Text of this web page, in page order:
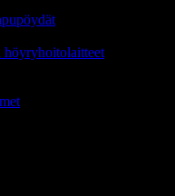
höyryhoitolaitteet